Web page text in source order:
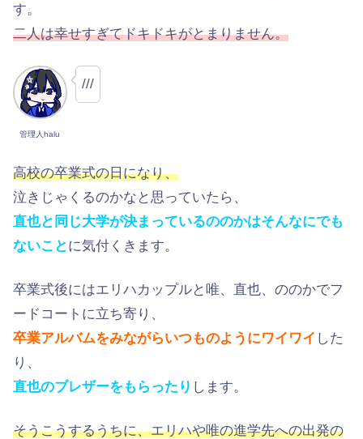
す。
二人は幸せすぎてドキドキがとまりません。
管理人halu
///
高校の卒業式の日になり、
泣きじゃくるのかなと思っていたら、
直也と同じ大学が決まっているののかはそんなにでも
ないことに気付くきます。
卒業式後にはエリハカップルと唯、直也、ののかでフ
ードコートに立ち寄り、
卒業アルバムをみながらいつものようにワイワイ した
り、
直也のブレザーをもらったり します。
そうこうするうちに、エリハや唯の進学先への出発の